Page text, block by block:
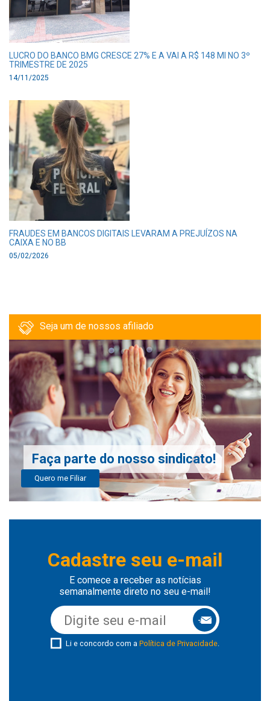
LUCRO DO BANCO BMG CRESCE 27% E A VAI A R$ 148 MI NO 3º
TRIMESTRE DE 2025
14/11/2025
FRAUDES EM BANCOS DIGITAIS LEVARAM A PREJUÍZOS NA
CAIXA E NO BB
05/02/2026
Seja um de nossos afiliado
Faça parte do nosso sindicato!
Quero me Filiar
Cadastre seu e-mail
E comece a receber as notícias
semanalmente direto no seu e-mail!
Li e concordo com a Política de Privacidade.